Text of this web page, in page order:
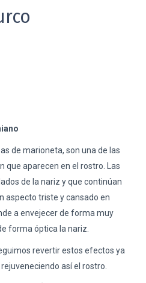
de marioneta, son una de las
que aparecen en el rostro. Las
de la nariz y que continúan
aspecto triste y cansado en
a envejecer de forma muy
forma óptica la nariz.
revertir estos efectos ya
así el rostro.